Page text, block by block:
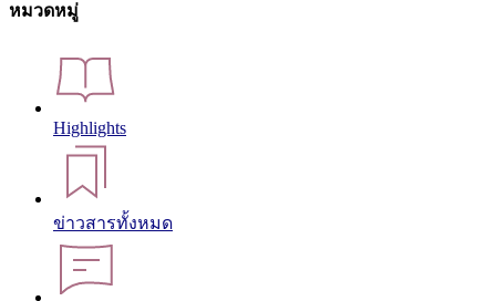
หมวดหมู่
Highlights
ข่าวสารทั้งหมด